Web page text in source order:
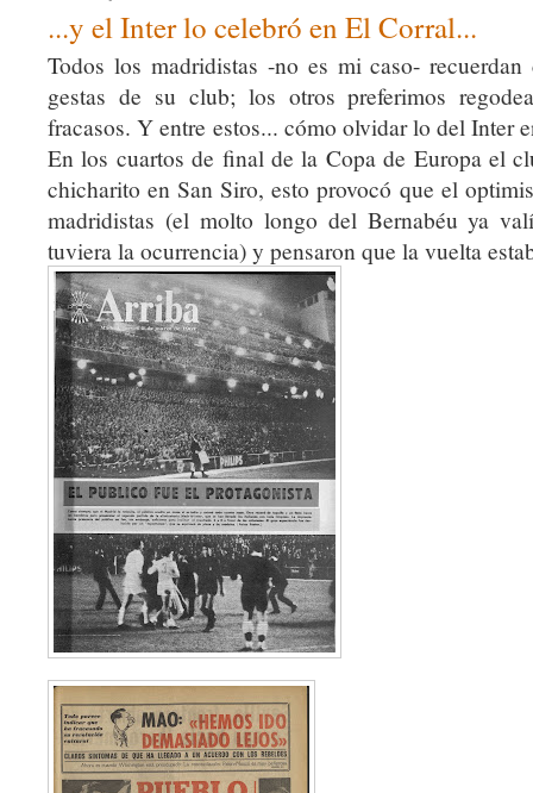
...y el Inter lo celebró en El Corral...
Todos los madridistas -no es mi caso-
gestas de su club; los otros preferimos
fracasos. Y entre estos... cómo olvidar lo del Inter
En los cuartos de final de la Copa de Europa el
chicharito en San Siro, esto provocó que el
madridistas (el molto longo del Bernabéu ya
tuviera la ocurrencia) y pensaron que la vuelta